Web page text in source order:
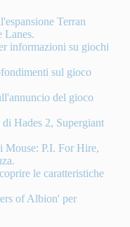
Terran
Lanes.
informazioni su giochi
sul gioco
del gioco
Hades 2, Supergiant
Mouse: P.I. For Hire,
le caratteristiche
of Albion' per